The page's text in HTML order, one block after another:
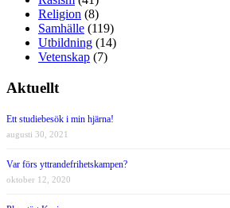
Religion (8)
Samhälle (119)
Utbildning (14)
Vetenskap (7)
Aktuellt
Ett studiebesök i min hjärna!
augusti 30, 2021
Var förs yttrandefrihetskampen?
oktober 12, 2020